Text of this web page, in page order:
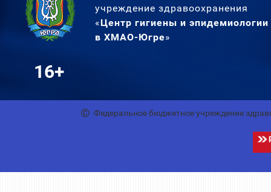
учреждение здравоохранения
«Центр гигиены и эпидемиологии
в ХМАО-Югре»
16+
Федеральное бюджетное учреждение